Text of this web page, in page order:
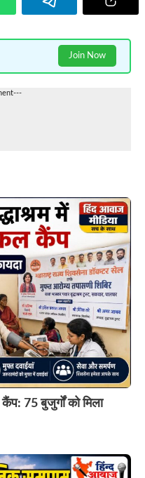
Join Now
75 बुजुर्गों को मिला